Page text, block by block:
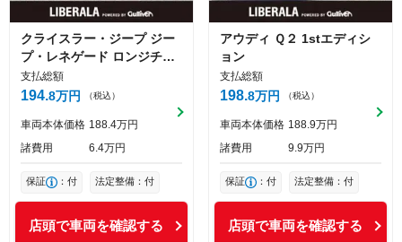
クライスラー・ジープ ジー
プ・レネゲード ロンジチュ
ード
支払総額
194 8万円 （税込）
車両本体価格 188 4万円
諸費用
6 4万円
保証 ：付 法定整備：付
店頭で車両を確認する
アウディ Ｑ２ 1stエディシ
ョン
支払総額
198 8万円 （税込）
車両本体価格 188 9万円
諸費用
9 9万円
保証 ：付 法定整備：付
店頭で車両を確認する